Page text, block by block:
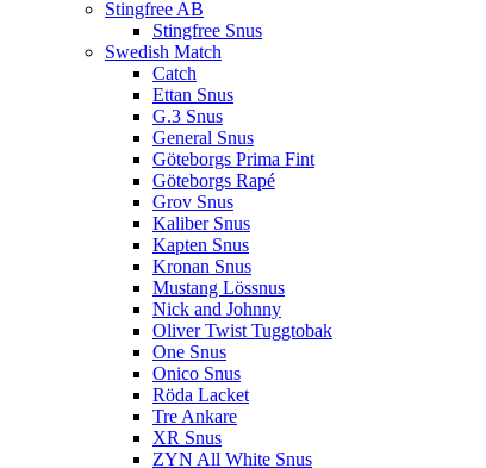
Stingfree AB
Stingfree Snus
Swedish Match
Catch
Ettan Snus
G.3 Snus
General Snus
Göteborgs Prima Fint
Göteborgs Rapé
Grov Snus
Kaliber Snus
Kapten Snus
Kronan Snus
Mustang Lössnus
Nick and Johnny
Oliver Twist Tuggtobak
One Snus
Onico Snus
Röda Lacket
Tre Ankare
XR Snus
ZYN All White Snus